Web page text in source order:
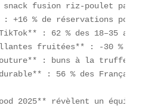
snack fusion riz-poulet
+16 % de réservations pour
: 62 % des 18–35
fruitées** : -30 % de
: buns à la truffe,
: 56 % des
food 2025** révèlent un